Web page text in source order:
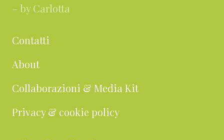
– by Carlotta
Contatti
About
Collaborazioni & Media Kit
Privacy & cookie policy